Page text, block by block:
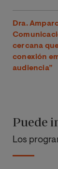
Dra.
cercana
conexión
audiencia”
Puede
Los